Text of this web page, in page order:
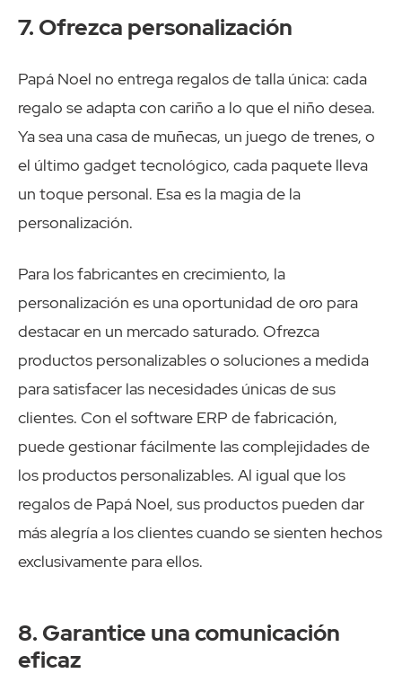
7. Ofrezca personalización
Papá Noel no entrega regalos de talla única: cada
regalo se adapta con cariño a lo que el niño desea.
Ya sea una casa de muñecas, un juego de trenes, o
el último gadget tecnológico, cada paquete lleva
un toque personal. Esa es la magia de la
personalización.
Para los fabricantes en crecimiento, la
personalización es una oportunidad de oro para
destacar en un mercado saturado. Ofrezca
productos personalizables o soluciones a medida
para satisfacer las necesidades únicas de sus
clientes. Con el software ERP de fabricación,
puede gestionar fácilmente las complejidades de
los productos personalizables. Al igual que los
regalos de Papá Noel, sus productos pueden dar
más alegría a los clientes cuando se sienten hechos
exclusivamente para ellos.
8. Garantice una comunicación
eficaz